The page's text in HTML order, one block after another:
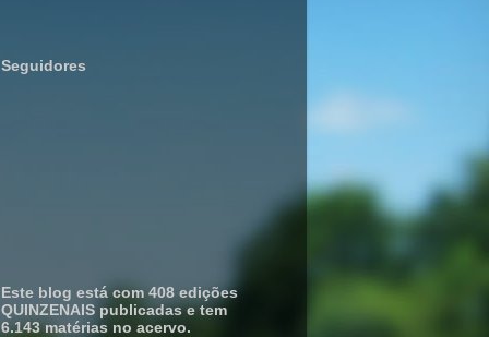
Seguidores
Este blog está com 408 edições
QUINZENAIS publicadas e tem
6.143 matérias no acervo.